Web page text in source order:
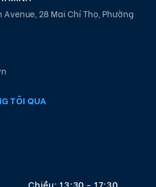
Avenue, 28 Mai Chí Thọ, Phường
TÔI QUA
Chiều: 13:30 - 17:30